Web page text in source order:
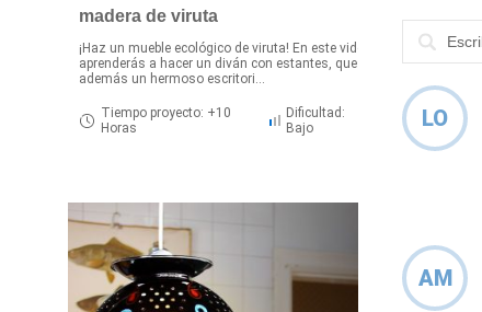
LO
AM
madera de viruta
¡Haz un mueble ecológico de viruta! En este video
aprenderás a hacer un diván con estantes, que tiene
además un hermoso escritori...
Tiempo proyecto: +10
Horas
Dificultad:
Bajo